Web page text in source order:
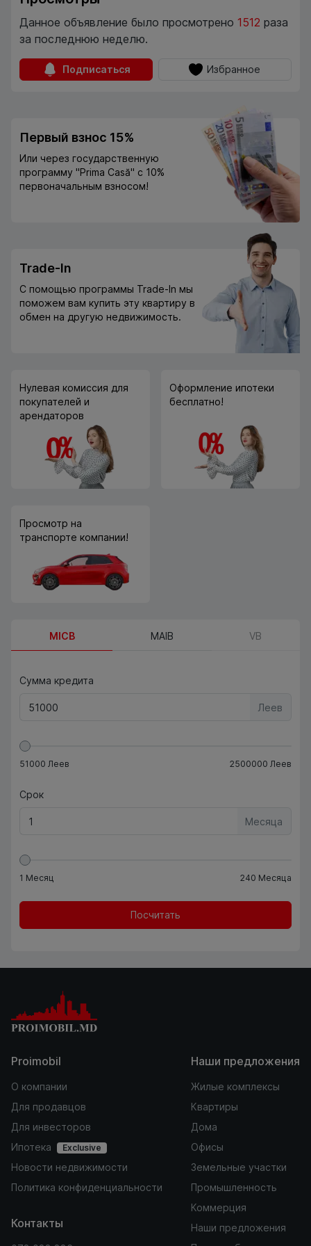
Данное объявление было просмотрено 1512 раза
за последнюю неделю.
Подписаться Избранное
Первый взнос 15%
Или через государственную
программу "Prima Casă" с 10%
первоначальным взносом!
Trade-In
С помощью программы Trade-In мы
поможем вам купить эту квартиру в
обмен на другую недвижимость.
Нулевая комиссия для
покупателей и
арендаторов
Оформление ипотеки
бесплатно!
Просмотр на
транспорте компании!
MICB MAIB VB
Сумма кредита
Леев
51000 Леев 2500000 Леев
Срок
Месяца
1 Месяц 240 Месяца
Посчитать
Proimobil
О компании
Для продавцов
Для инвесторов
Ипотека
Exclusive
Новости недвижимости
Политика конфиденциальности
Наши предложения
Жилые комплексы
Квартиры
Дома
Офисы
Земельные участки
Промышленность
Коммерция
Наши предложения
Контакты